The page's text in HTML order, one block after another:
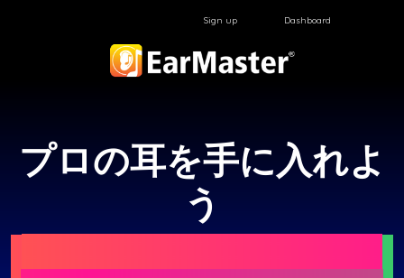
Sign up Dashboard
プロの耳を手に入れよ
う